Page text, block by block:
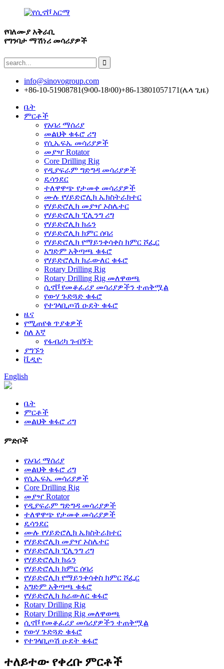
የባለሙያ አቅራቢ
የግንባታ ማሽነሪ መሳሪያዎች
info@sinovogroup.com
+86-10-51908781(9፡00-18፡00)+86-13801057171(ሌላ ጊዜ)
ቤት
ምርቶች
የአባሪ ማሰሪያ
መልህቅ ቁፋሮ ሪግ
የሲኤፍኤ መሳሪያዎች
መያዣ Rotator
Core Drilling Rig
የዲያፍራም ግድግዳ መሳሪያዎች
ዴሳንደር
ተለዋዋጭ የታመቀ መሳሪያዎች
ሙሉ የሃይድሮሊክ ኤክስትራክተር
የሃይድሮሊክ መያዣ ኦስሌተር
የሃይድሮሊክ ፒሊንግ ሪግ
የሃይድሮሊክ ክሬን
የሃይድሮሊክ ክምር ሰባሪ
የሃይድሮሊክ የማይንቀሳቀስ ክምር ሾፌር
አግድም አቅጣጫ ቁፋሮ
የሃይድሮሊክ ክራውለር ቁፋሮ
Rotary Drilling Rig
Rotary Drilling Rig መለዋወጫ
ሲኖቮ የመቆፈሪያ መሳሪያዎችን ተጠቅሟል
የውሃ ጉድጓድ ቁፋሮ
የተገላቢጦሽ ዑደት ቁፋሮ
ዜና
የሚጠየቁ ጥያቄዎች
ስለ እኛ
የፋብሪካ ጉብኝት
ያግኙን
ቪዲዮ
English
ቤት
ምርቶች
መልህቅ ቁፋሮ ሪግ
ምድቦች
የአባሪ ማሰሪያ
መልህቅ ቁፋሮ ሪግ
የሲኤፍኤ መሳሪያዎች
Core Drilling Rig
መያዣ Rotator
የዲያፍራም ግድግዳ መሳሪያዎች
ተለዋዋጭ የታመቀ መሳሪያዎች
ዴሳንደር
ሙሉ የሃይድሮሊክ ኤክስትራክተር
የሃይድሮሊክ መያዣ ኦስሌተር
የሃይድሮሊክ ፒሊንግ ሪግ
የሃይድሮሊክ ክሬን
የሃይድሮሊክ ክምር ሰባሪ
የሃይድሮሊክ የማይንቀሳቀስ ክምር ሾፌር
አግድም አቅጣጫ ቁፋሮ
የሃይድሮሊክ ክራውለር ቁፋሮ
Rotary Drilling Rig
Rotary Drilling Rig መለዋወጫ
ሲኖቮ የመቆፈሪያ መሳሪያዎችን ተጠቅሟል
የውሃ ጉድጓድ ቁፋሮ
የተገላቢጦሽ ዑደት ቁፋሮ
ተለይተው የቀረቡ ምርቶች